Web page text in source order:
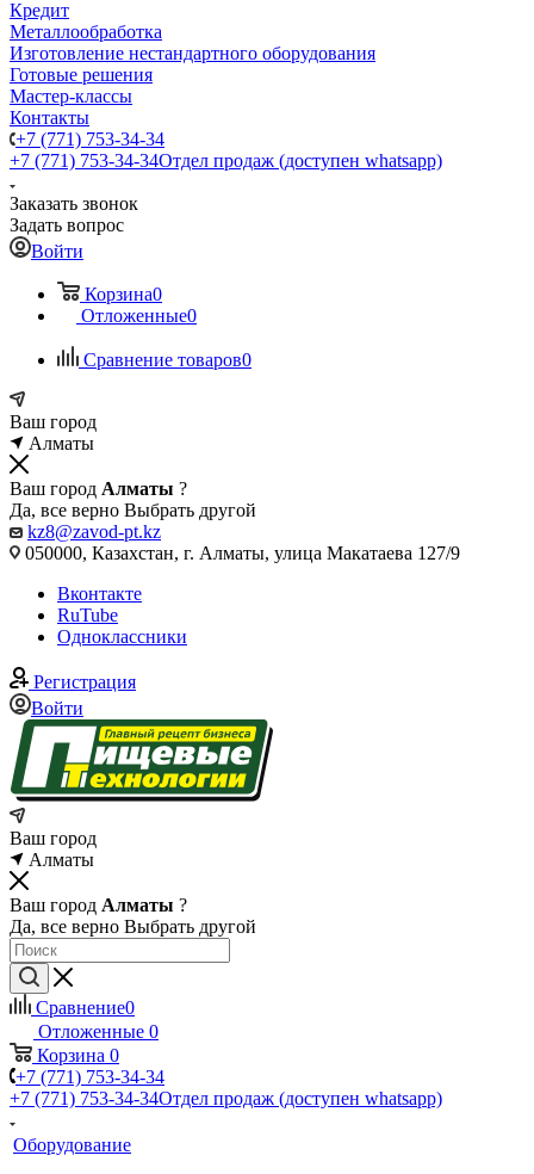
Кредит
Металлообработка
Изготовление нестандартного оборудования
Готовые решения
Мастер-классы
Контакты
+7 (771) 753-34-34
+7 (771) 753-34-34Отдел продаж (доступен whatsapp)
Заказать звонок
Задать вопрос
Войти
Корзина0
Отложенные0
Сравнение товаров0
Ваш город
Алматы
Ваш город Алматы ?
Да, все верно Выбрать другой
kz8@zavod-pt.kz
050000, Казахстан, г. Алматы, улица Макатаева 127/9
Вконтакте
RuTube
Одноклассники
Регистрация
Войти
Ваш город
Алматы
Ваш город Алматы ?
Да, все верно Выбрать другой
Сравнение0
Отложенные 0
Корзина 0
+7 (771) 753-34-34
+7 (771) 753-34-34Отдел продаж (доступен whatsapp)
Оборудование